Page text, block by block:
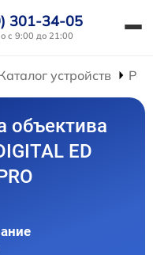
301-34-05
с 9:00 до 21:00
устройств
объектива
ED